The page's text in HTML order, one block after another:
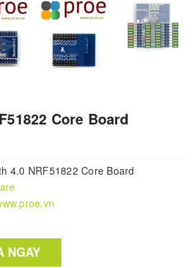
Core Board
4.0 NRF51822 Core Board
NGAY